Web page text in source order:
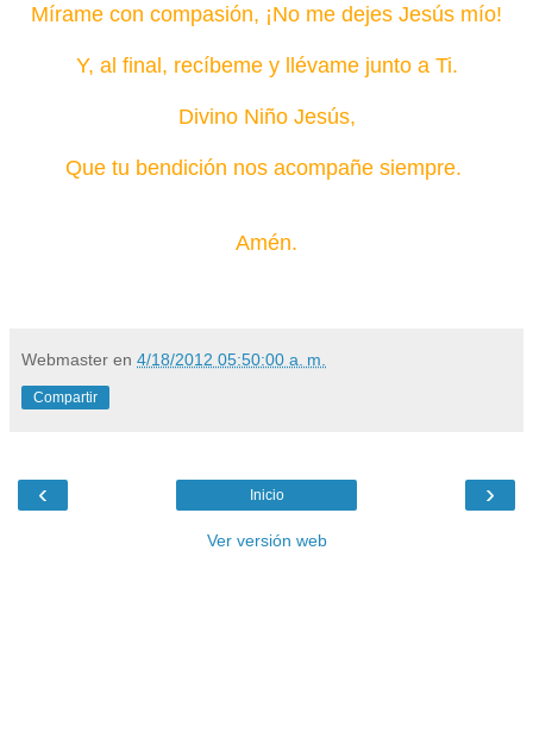
Mírame con compasión, ¡No me dejes Jesús mío!
Y, al final, recíbeme y llévame junto a Ti.
Divino Niño Jesús,
Que tu bendición nos acompañe siempre.
Amén.
Webmaster en 4/18/2012 05:50:00 a. m.
Compartir
‹ ›
Inicio
Ver versión web